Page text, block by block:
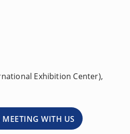
Exhibition Center),
WITH US